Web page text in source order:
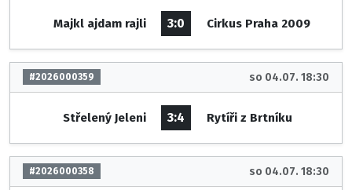
Majkl ajdam rajli 3:0 Cirkus Praha 2009
#2026000359 so 04.07. 18:30
Střelený Jeleni 3:4 Rytíři z Brtníku
#2026000358 so 04.07. 18:30